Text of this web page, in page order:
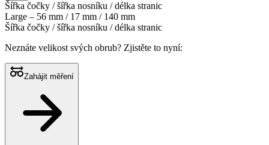
Šířka čočky / šířka nosníku / délka stranic
Large – 56 mm / 17 mm / 140 mm
Šířka čočky / šířka nosníku / délka stranic
Neznáte velikost svých obrub? Zjistěte to nyní:
Zahájit měření